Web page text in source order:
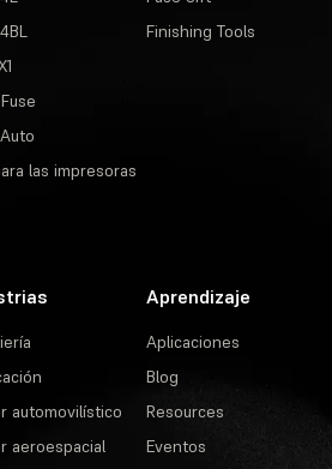
las impresoras
Finishing Tools
automovilístico
aeroespacial
Aprendizaje
Aplicaciones
Blog
Resources
Eventos